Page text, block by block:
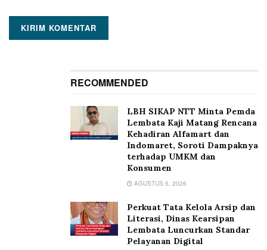
RECOMMENDED
LBH SIKAP NTT Minta Pemda
Lembata Kaji Matang Rencana
Kehadiran Alfamart dan
Indomaret, Soroti Dampaknya
terhadap UMKM dan
Konsumen
AGUSTUS 6, 2026
Perkuat Tata Kelola Arsip dan
Literasi, Dinas Kearsipan
Lembata Luncurkan Standar
Pelayanan Digital